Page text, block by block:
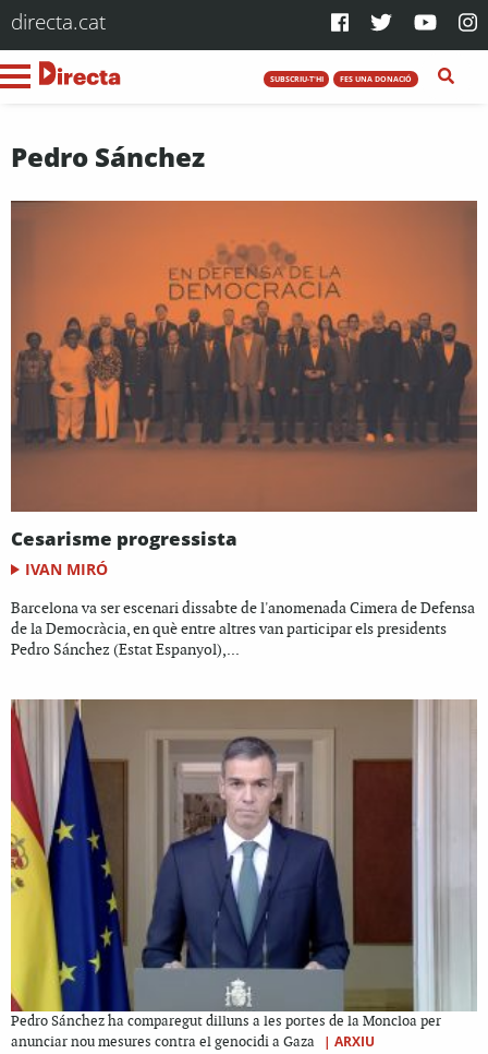
directa.cat
SUBSCRIU-T'HI FES UNA DONACIÓ
Pedro Sánchez
Cesarisme progressista
IVAN MIRÓ
Barcelona va ser escenari dissabte de l'anomenada Cimera de Defensa
de la Democràcia, en què entre altres van participar els presidents
Pedro Sánchez (Estat Espanyol),...
Pedro Sánchez ha comparegut dilluns a les portes de la Moncloa per
anunciar nou mesures contra el genocidi a Gaza
| ARXIU